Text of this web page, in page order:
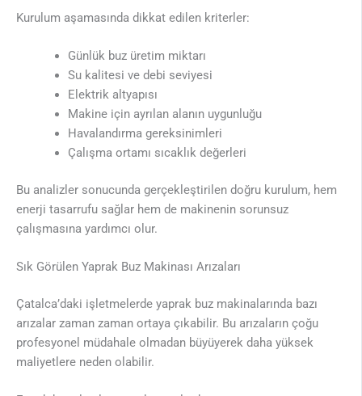
Kurulum aşamasında dikkat edilen kriterler:
Günlük buz üretim miktarı
Su kalitesi ve debi seviyesi
Elektrik altyapısı
Makine için ayrılan alanın uygunluğu
Havalandırma gereksinimleri
Çalışma ortamı sıcaklık değerleri
Bu analizler sonucunda gerçekleştirilen doğru kurulum, hem
enerji tasarrufu sağlar hem de makinenin sorunsuz
çalışmasına yardımcı olur.
Sık Görülen Yaprak Buz Makinası Arızaları
Çatalca’daki işletmelerde yaprak buz makinalarında bazı
arızalar zaman zaman ortaya çıkabilir. Bu arızaların çoğu
profesyonel müdahale olmadan büyüyerek daha yüksek
maliyetlere neden olabilir.